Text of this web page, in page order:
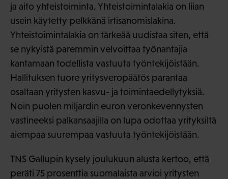
ja aito yhteistoiminta. Yhteistoimintalakia on liian
usein käytetty pelkkänä irtisanomislakina.
Yhteistoimintalakia on tärkeää uudistaa siten, että
se nykyistä paremmin velvoittaa työnantajia
kantamaan todellista vastuuta työntekijöistään.
Hallituksen tuore yritysveropäätös parantaa
osaltaan yritysten kasvu- ja toimintaedellytyksiä.
Noin puolen miljardin euron veronkevennysten
vastineeksi palkansaajilla on lupa odottaa yrityksiltä
aiempaa suurempaa vastuuta työntekijöistään.
TNS Gallupin kysely joulukuun alusta kertoo, että
peräti 75 prosenttia suomalaista arvioi yritysten